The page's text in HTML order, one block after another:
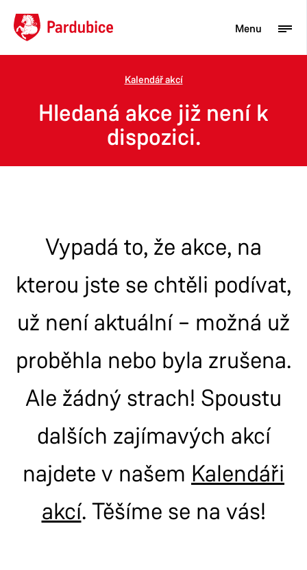
Turista
Aktuality
Kalendář akcí
Hledaná akce již není k
dispozici.
Vypadá to, že akce, na
kterou jste se chtěli podívat,
už není aktuální – možná už
proběhla nebo byla zrušena.
Ale žádný strach! Spoustu
dalších zajímavých akcí
najdete v našem Kalendáři
akcí. Těšíme se na vás!
Menu